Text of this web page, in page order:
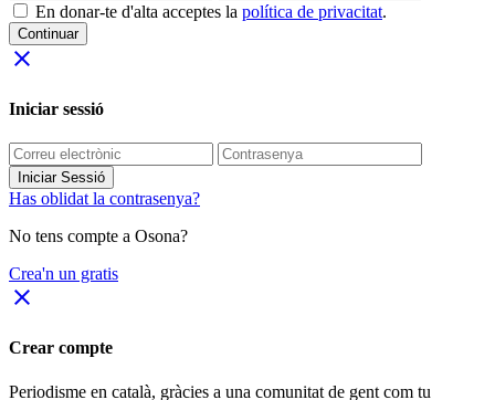
En donar-te d'alta acceptes la política de privacitat.
Continuar
close
Iniciar sessió
Iniciar Sessió
Has oblidat la contrasenya?
No tens compte a Osona?
Crea'n un gratis
close
Crear compte
Periodisme en català, gràcies a una comunitat de gent com tu